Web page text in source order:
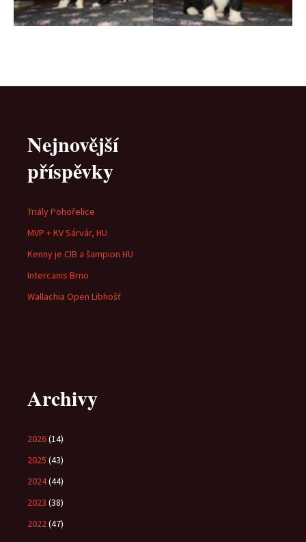
Nejnovější
příspěvky
Triály Pohořelice
MVP + KV Sárvár, HU
Kenny je CIB a šampion HU
Intercanis Brno
Wallachia Open Libhošť
Archivy
2026(14)
2025 (43)
2024(44)
2023 (38)
2022(47)